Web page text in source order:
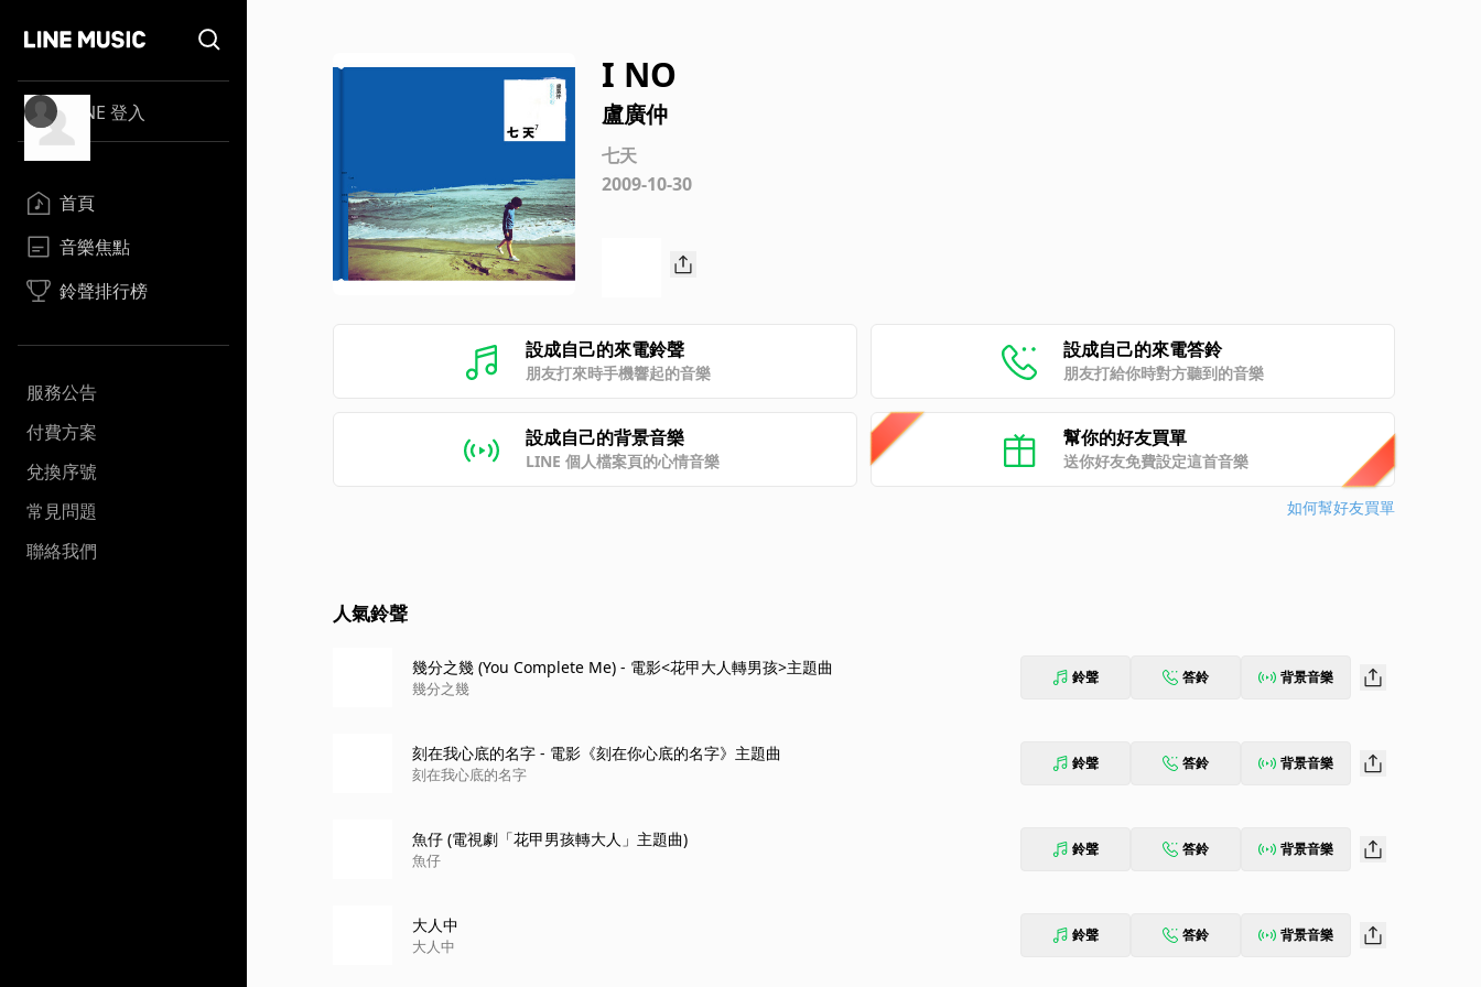
LINE 登入
首頁
音樂焦點
鈴聲排行榜
服務公告
付費方案
兌換序號
常見問題
聯絡我們
I NO
盧廣仲
七天
2009-10-30
設成自己的來電鈴聲
朋友打來時手機響起的音樂
設成自己的來電答鈴
朋友打給你時對方聽到的音樂
設成自己的背景音樂
LINE 個人檔案頁的心情音樂
幫你的好友買單
送你好友免費設定這首音樂
如何幫好友買單
人氣鈴聲
幾分之幾 (You Complete Me) - 電影<花甲大人轉男孩>主題曲
幾分之幾
鈴聲 答鈴 背景音樂
刻在我心底的名字 - 電影《刻在你心底的名字》主題曲
刻在我心底的名字
鈴聲 答鈴 背景音樂
魚仔 (電視劇「花甲男孩轉大人」主題曲)
魚仔
鈴聲 答鈴 背景音樂
大人中
大人中
鈴聲 答鈴 背景音樂